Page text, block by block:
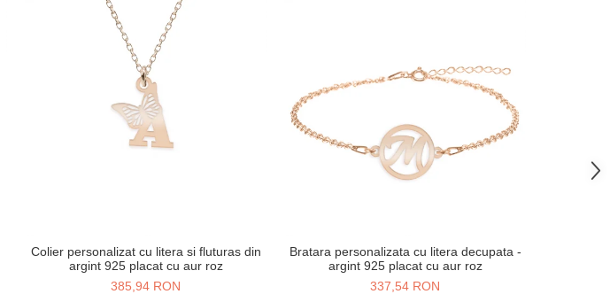
Colier personalizat cu litera si fluturas din
argint 925 placat cu aur roz
385,94 RON
Bratara personalizata cu litera decupata -
argint 925 placat cu aur roz
337,54 RON